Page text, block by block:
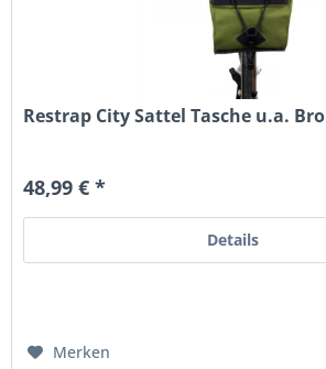
Restrap City Sattel Tasche u.a.
48,99 € *
Details
Merken